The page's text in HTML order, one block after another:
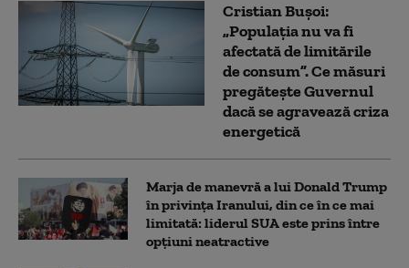
Cristian Bușoi:
„Populația nu va fi
afectată de limitările
de consum”. Ce măsuri
pregătește Guvernul
dacă se agravează criza
energetică
Marja de manevră a lui Donald Trump
în privința Iranului, din ce în ce mai
limitată: liderul SUA este prins între
opțiuni neatractive